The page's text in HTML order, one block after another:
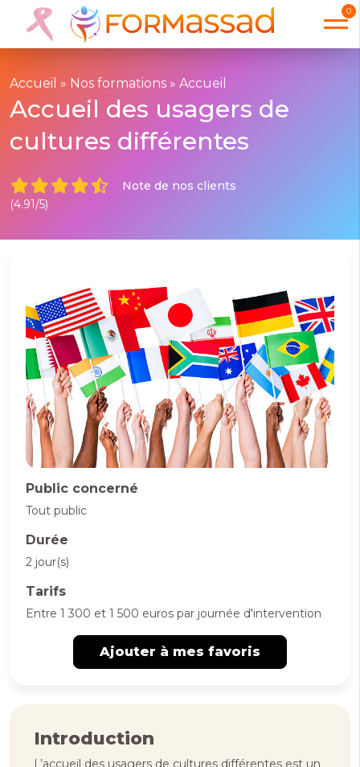
0
Accueil » Nos formations » Accueil
Accueil des usagers de
cultures différentes
Note de nos clients
(4.91/5)
Public concerné
Tout public
Durée
2 jour(s)
Tarifs
Entre 1 300 et 1 500 euros par journée d'intervention
Ajouter à mes favoris
Introduction
L’accueil des usagers de cultures différentes est un